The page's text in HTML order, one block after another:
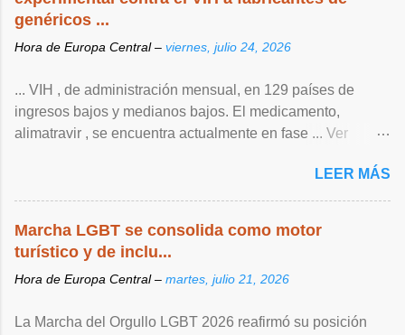
genéricos ...
Hora de Europa Central – viernes, julio 24, 2026
... VIH , de ‌administración mensual, en 129 países de
ingresos bajos y medianos bajos. El medicamento,
alimatravir , se encuentra actualmente en fase ... Ver
LEER MÁS
Marcha LGBT se consolida como motor
turístico y de inclu...
Hora de Europa Central – martes, julio 21, 2026
La Marcha del Orgullo LGBT 2026 reafirmó su posición